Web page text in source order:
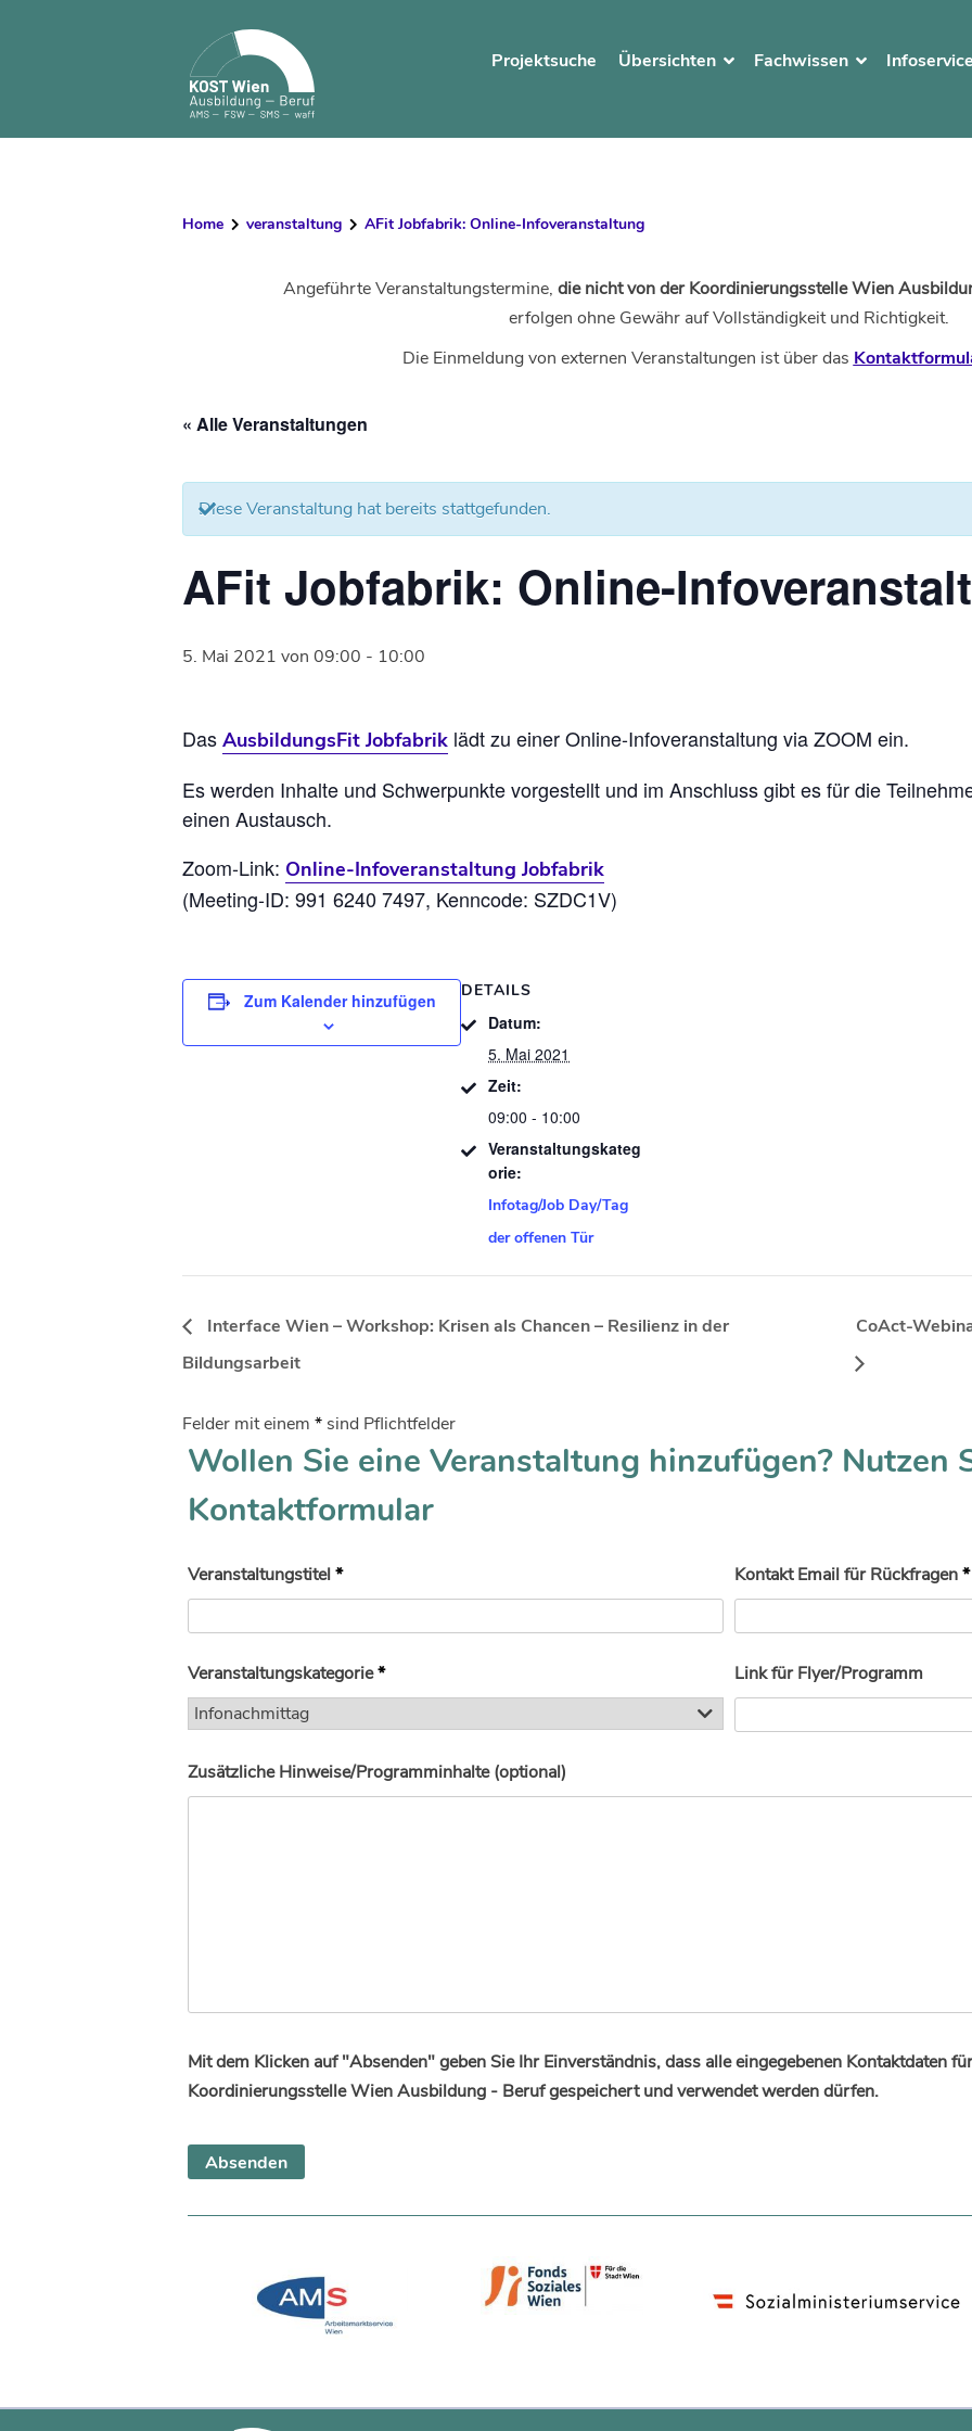
Projektsuche Übersichten Fachwissen Infoservice
Home veranstaltung AFit Jobfabrik: Online-Infoveranstaltung
Angeführte Veranstaltungstermine, die nicht von der Koordinierungsstelle Wien
erfolgen ohne Gewähr auf Vollständigkeit und Richtigkeit.
Die Einmeldung von externen Veranstaltungen ist über das
« Alle Veranstaltungen
Diese Veranstaltung hat bereits stattgefunden.
AFit Jobfabrik: Online-
5. Mai 2021 von 09:00 - 10:00
Das AusbildungsFit Jobfabrik lädt zu einer Online-Infoveranstaltung via ZOOM ein.
Es werden Inhalte und Schwerpunkte vorgestellt und im Anschluss gibt es für die
einen Austausch.
Zoom-Link: Online-Infoveranstaltung Jobfabrik
(Meeting-ID: 991 6240 7497, Kenncode: SZDC1V)
Zum Kalender hinzufügen DETAILS
Datum:
5. Mai 2021
Zeit:
09:00 - 10:00
Veranstaltungskateg
orie:
Infotag/Job Day/Tag
der offenen Tür
Interface Wien – Workshop: Krisen als Chancen – Resilienz in der
Bildungsarbeit
CoAct-
Felder mit einem * sind Pflichtfelder
Wollen Sie eine Veranstaltung hinzufügen? Nutzen
Kontaktformular
Veranstaltungstitel* Kontakt Email für Rückfragen*
Veranstaltungskategorie* Link für Flyer/Programm
Zusätzliche Hinweise/Programminhalte (optional)
Mit dem Klicken auf "Absenden" geben Sie Ihr Einverständnis, dass alle eingegebenen Kontaktdaten
Koordinierungsstelle Wien Ausbildung - Beruf gespeichert und verwendet werden dürfen.